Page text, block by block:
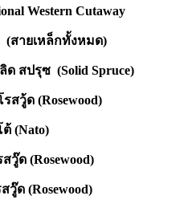
Cutaway
ยเหล็กทั้งหมด)
ซ (Solid Spruce)
วู้ด (Rosewood)
(Rosewood)